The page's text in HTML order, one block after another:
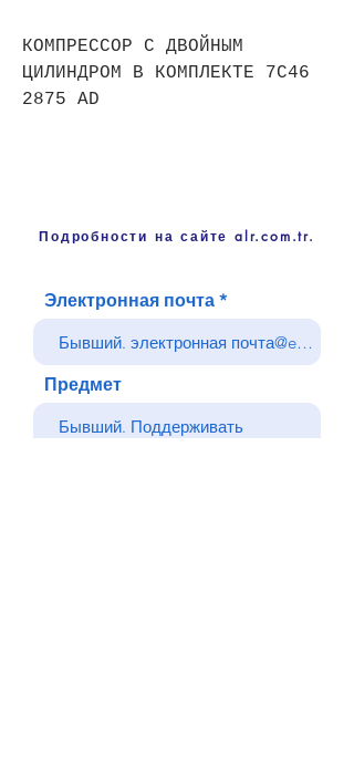
КОМПРЕССОР С ДВОЙНЫМ
ЦИЛИНДРОМ В КОМПЛЕКТЕ 7C46
2875 AD
Подробности на сайте alr.com.tr.
Электронная почта
Предмет